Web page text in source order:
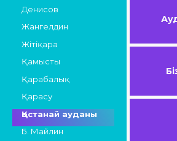
Денисов
Жангелдин
Жітіқара
Қамысты
Қарабалық
Қарасу
Қостанай ауданы
Б. Майлин